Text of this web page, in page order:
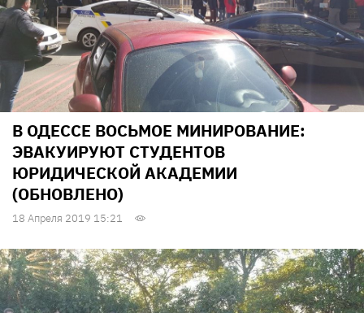
В ОДЕССЕ ВОСЬМОЕ МИНИРОВАНИЕ:
ЭВАКУИРУЮТ СТУДЕНТОВ
ЮРИДИЧЕСКОЙ АКАДЕМИИ
(ОБНОВЛЕНО)
18 Апреля 2019 15:21